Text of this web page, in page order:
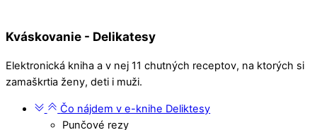
Kváskovanie - Delikatesy
Elektronická kniha a v nej 11 chutných receptov, na ktorých si
zamaškrtia ženy, deti i muži.
Čo nájdem v e-knihe Deliktesy
Punčové rezy